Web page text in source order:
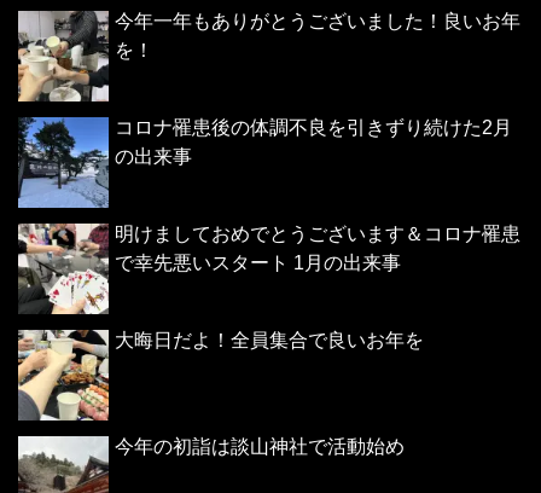
今年一年もありがとうございました！良いお年
を！
コロナ罹患後の体調不良を引きずり続けた2月
の出来事
明けましておめでとうございます＆コロナ罹患
で幸先悪いスタート 1月の出来事
大晦日だよ！全員集合で良いお年を
今年の初詣は談山神社で活動始め